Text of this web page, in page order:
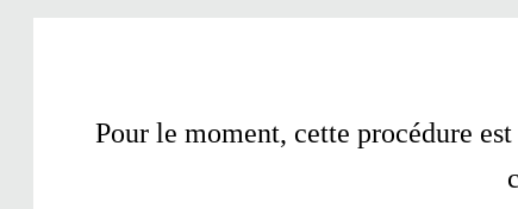
Pour le moment, cette procédure